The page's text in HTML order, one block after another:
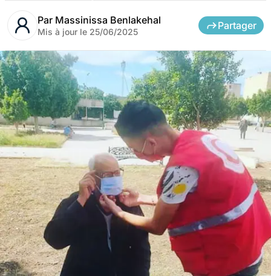
Par Massinissa Benlakehal
Mis à jour le 25/06/2025
Partager